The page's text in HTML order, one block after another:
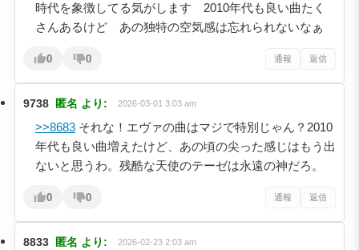
時代を象徴してる気がします 2010年代も良い曲たく
さんあるけど あの独特の空気感は忘れられないなぁ
0 0 通報 返信
9738 匿名 より: 2026-03-01 3:03 am
>>8683それな！エヴァの曲はマジで特別じゃん？2010
年代も良い曲増えたけど、あの頃の尖った感じはもう出
ないと思うわ。残酷な天使のテーゼは永遠の神だろ。
0 0 通報 返信
8833 匿名 より: 2026-02-23 2:03 am